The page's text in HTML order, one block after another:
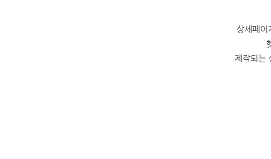
상세페이
제작되는